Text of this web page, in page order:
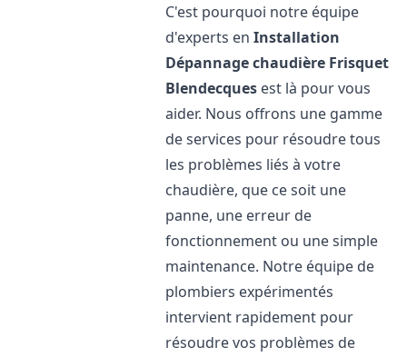
C'est pourquoi notre équipe
d'experts enInstallation
Dépannage chaudière Frisquet
Blendecques est là pour vous
aider. Nous offrons une gamme
de services pour résoudre tous
les problèmes liés à votre
chaudière, que ce soit une
panne, une erreur de
fonctionnement ou une simple
maintenance. Notre équipe de
plombiers expérimentés
intervient rapidement pour
résoudre vos problèmes de